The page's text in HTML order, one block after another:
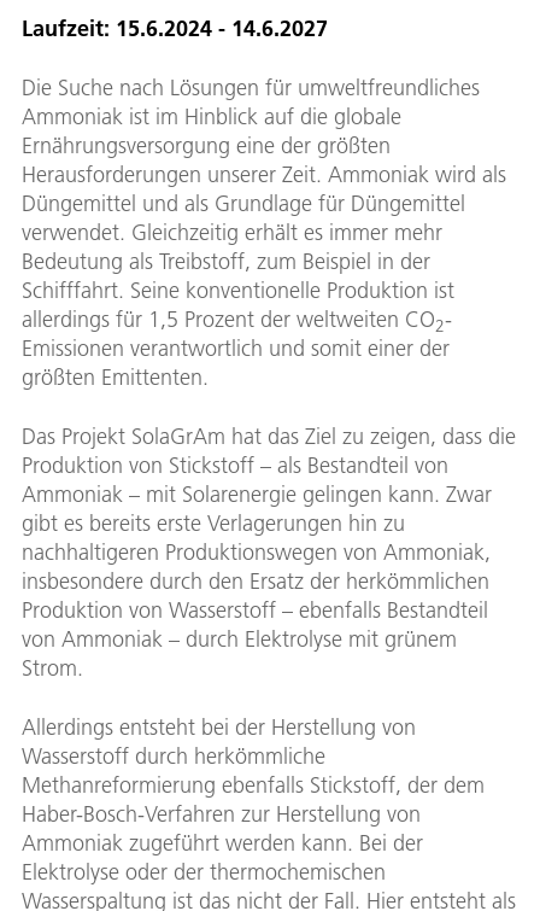
Laufzeit: 15.6.2024 - 14.6.2027
Die Suche nach Lösungen für umweltfreundliches
Ammoniak ist im Hinblick auf die globale
Ernährungsversorgung eine der größten
Herausforderungen unserer Zeit. Ammoniak wird als
Düngemittel und als Grundlage für Düngemittel
verwendet. Gleichzeitig erhält es immer mehr
Bedeutung als Treibstoff, zum Beispiel in der
Schifffahrt. Seine konventionelle Produktion ist
allerdings für 1,5 Prozent der weltweiten CO2-
Emissionen verantwortlich und somit einer der
größten Emittenten.
Das Projekt SolaGrAm hat das Ziel zu zeigen, dass die
Produktion von Stickstoff – als Bestandteil von
Ammoniak – mit Solarenergie gelingen kann. Zwar
gibt es bereits erste Verlagerungen hin zu
nachhaltigeren Produktionswegen von Ammoniak,
insbesondere durch den Ersatz der herkömmlichen
Produktion von Wasserstoff – ebenfalls Bestandteil
von Ammoniak – durch Elektrolyse mit grünem
Strom.
Allerdings entsteht bei der Herstellung von
Wasserstoff durch herkömmliche
Methanreformierung ebenfalls Stickstoff, der dem
Haber-Bosch-Verfahren zur Herstellung von
Ammoniak zugeführt werden kann. Bei der
Elektrolyse oder der thermochemischen
Wasserspaltung ist das nicht der Fall. Hier entsteht als